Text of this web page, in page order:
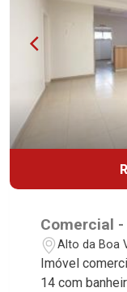
Boa Vista |
Comercial -
Alto da Boa
Imóvel
14 com